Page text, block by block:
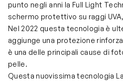
punto negli anni la Full Light
schermo protettivo su raggi
Nel 2022 questa tecnologia è
aggiunge una protezione
è una delle principali cause di
pelle.
Questa nuovissima tecnologia